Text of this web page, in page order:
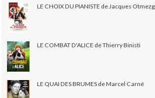
LE CHOIX DU PIANISTE de Jacques
LE COMBAT D'ALICE de Thierry Binisti
LE QUAI DES BRUMES de Marcel Carné